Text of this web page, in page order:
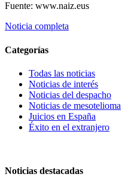
Fuente: www.naiz.eus
Noticia completa
Categorías
Todas las noticias
Noticias de interés
Noticias del despacho
Noticias de mesotelioma
Juicios en España
Éxito en el extranjero
Noticias destacadas